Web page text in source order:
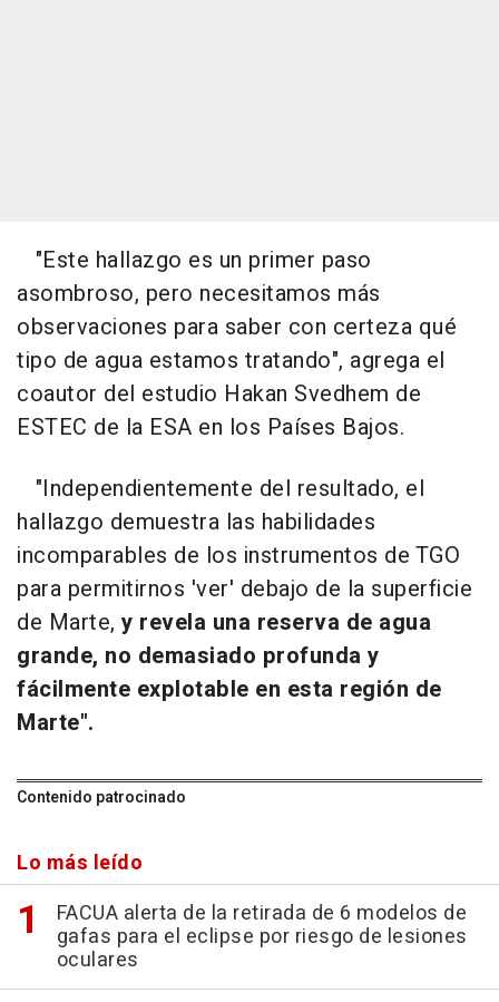
"Este hallazgo es un primer paso
asombroso, pero necesitamos más
observaciones para saber con certeza qué
tipo de agua estamos tratando", agrega el
coautor del estudio Hakan Svedhem de
ESTEC de la ESA en los Países Bajos.
"Independientemente del resultado, el
hallazgo demuestra las habilidades
incomparables de los instrumentos de TGO
para permitirnos 'ver' debajo de la superficie
de Marte, y revela una reserva de agua
grande, no demasiado profunda y
fácilmente explotable en esta región de
Marte".
Contenido patrocinado
Lo más leído
FACUA alerta de la retirada de 6 modelos de
gafas para el eclipse por riesgo de lesiones
oculares